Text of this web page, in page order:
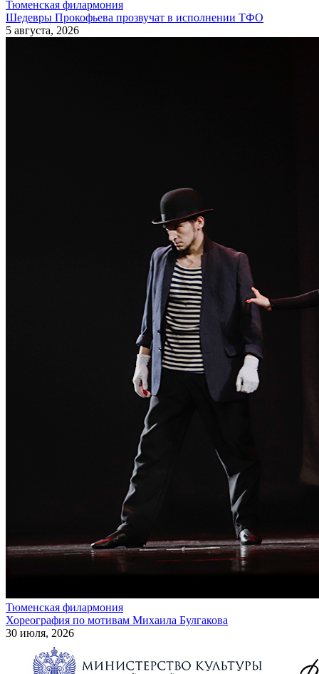
Тюменская филармония
Шедевры Прокофьева прозвучат в исполнении ТФО
5 августа, 2026
Тюменская филармония
Хореография по мотивам Михаила Булгакова
30 июля, 2026